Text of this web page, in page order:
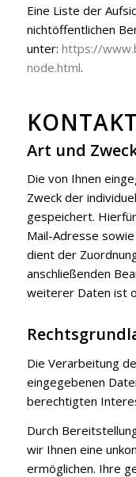
Eine Liste der
nichtöffentlichen
unter: https://
node.html.
Art und
Die von Ihnen
Zweck der
gespeichert.
Mail-Adresse
dient der
anschließenden
weiterer Daten ist
Die Verarbeitung
eingegebenen
berechtigten
Durch
wir Ihnen eine
ermöglichen. Ihre